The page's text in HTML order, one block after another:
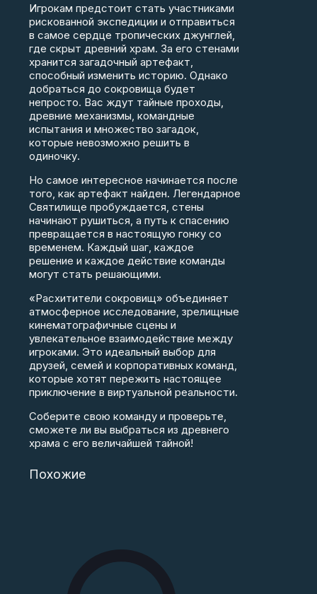
Игрокам предстоит стать участниками
рискованной экспедиции и отправиться
в самое сердце тропических джунглей,
где скрыт древний храм. За его стенами
хранится загадочный артефакт,
способный изменить историю. Однако
добраться до сокровища будет
непросто. Вас ждут тайные проходы,
древние механизмы, командные
испытания и множество загадок,
которые невозможно решить в
одиночку.
Но самое интересное начинается после
того, как артефакт найден. Легендарное
Святилище пробуждается, стены
начинают рушиться, а путь к спасению
превращается в настоящую гонку со
временем. Каждый шаг, каждое
решение и каждое действие команды
могут стать решающими.
«Расхитители сокровищ» объединяет
атмосферное исследование, зрелищные
кинематографичные сцены и
увлекательное взаимодействие между
игроками. Это идеальный выбор для
друзей, семей и корпоративных команд,
которые хотят пережить настоящее
приключение в виртуальной реальности.
Соберите свою команду и проверьте,
сможете ли вы выбраться из древнего
храма с его величайшей тайной!
Похожие